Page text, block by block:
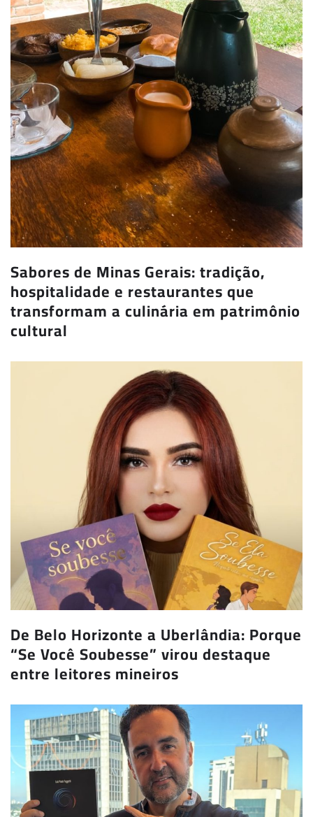
Sabores de Minas Gerais: tradição,
hospitalidade e restaurantes que
transformam a culinária em patrimônio
cultural
De Belo Horizonte a Uberlândia: Porque
“Se Você Soubesse” virou destaque
entre leitores mineiros